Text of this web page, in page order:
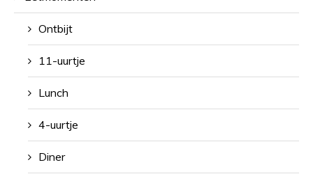
Ontbijt
11-uurtje
Lunch
4-uurtje
Diner